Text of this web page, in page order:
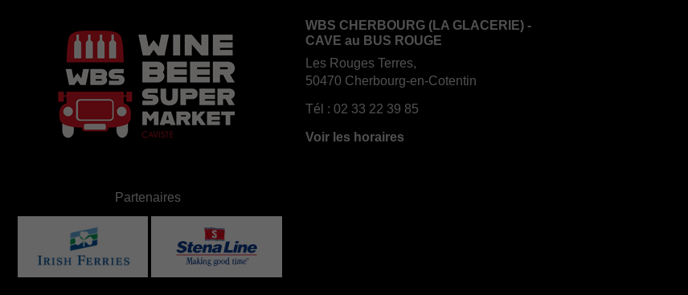
WBS CHERBOURG (LA GLACERIE) -
CAVE au BUS ROUGE
Les Rouges Terres,
50470 Cherbourg-en-Cotentin
Tél : 02 33 22 39 85
Voir les horaires
Partenaires